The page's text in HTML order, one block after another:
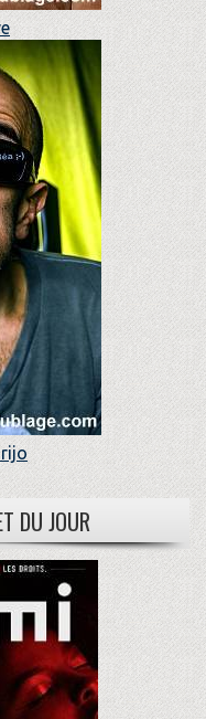
DU JOUR